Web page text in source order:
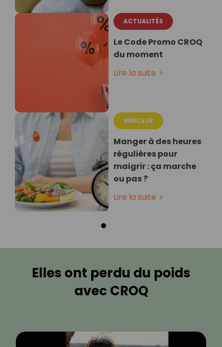
ACTUALITÉS
Le Code Promo CROQ
du moment
Lire la suite
MINCEUR
Manger à des heures
régulières pour
maigrir : ça marche
ou pas ?
Lire la suite
Elles ont perdu du poids
avec CROQ